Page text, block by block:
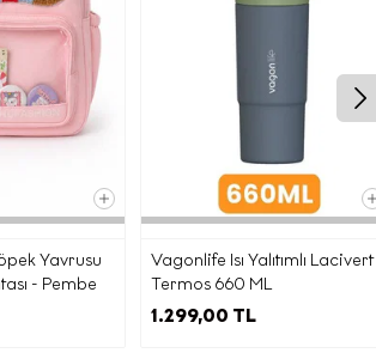
Yavrusu
- Pembe
Vagonlife Isı Yalıtımlı Lacivert
Termos 660 ML
1.299,00 TL